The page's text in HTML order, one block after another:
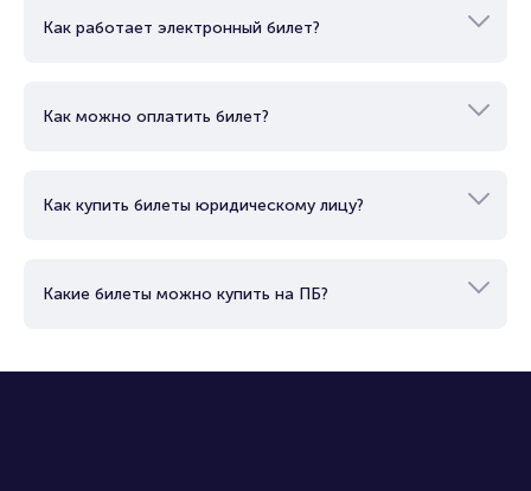
Как работает электронный билет?
Как можно оплатить билет?
Как купить билеты юридическому лицу?
Какие билеты можно купить на ПБ?